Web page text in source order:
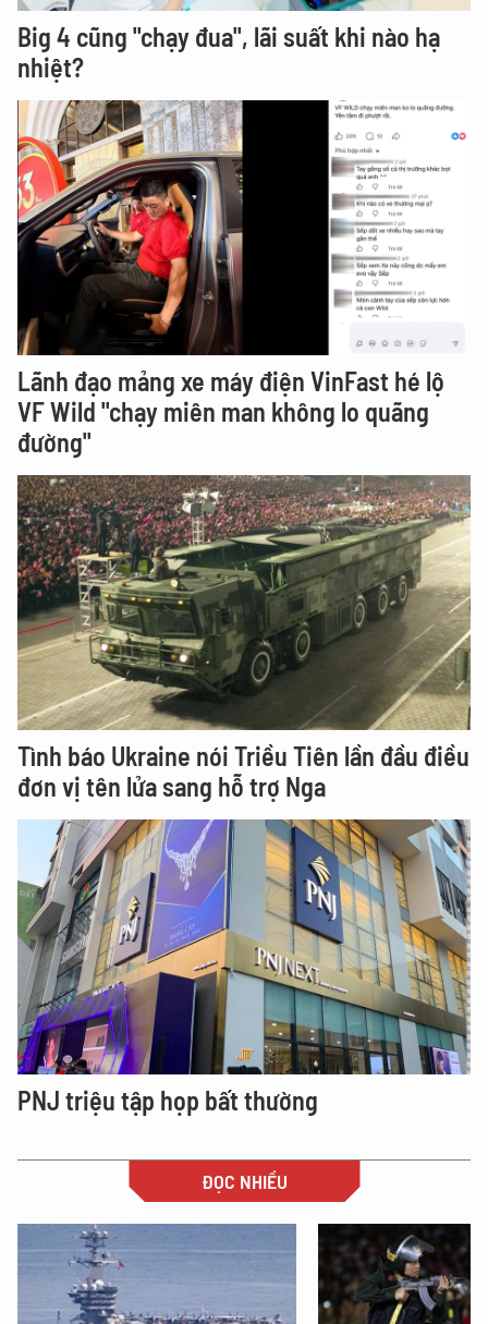
Big 4 cũng "chạy đua", lãi suất khi nào hạ
nhiệt?
Lãnh đạo mảng xe máy điện VinFast hé lộ
VF Wild "chạy miên man không lo quãng
đường"
Tình báo Ukraine nói Triều Tiên lần đầu điều
đơn vị tên lửa sang hỗ trợ Nga
PNJ triệu tập họp bất thường
ĐỌC NHIỀU